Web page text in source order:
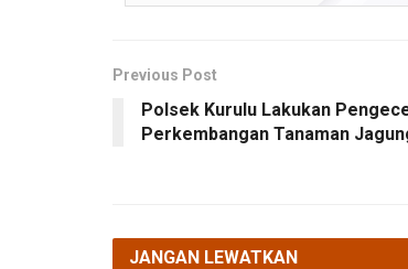
Previous Post
Polsek Kurulu Lakukan
Perkembangan Tanaman
JANGAN LEWATKAN